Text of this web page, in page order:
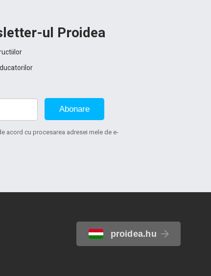
ul Proidea
Abonare
acord cu procesarea adresei mele de e-
proidea.hu